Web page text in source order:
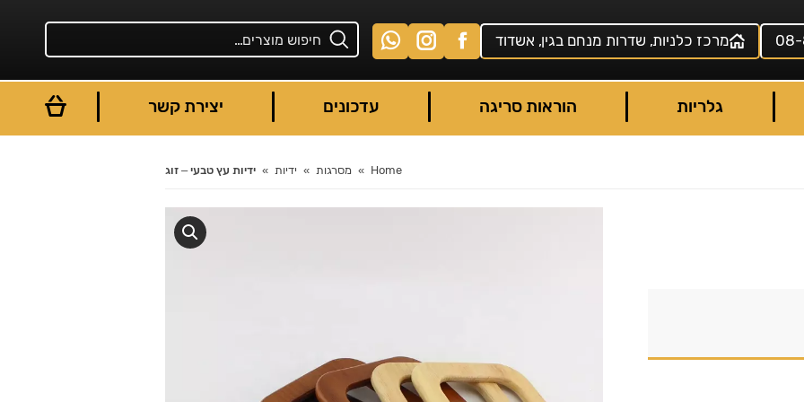
מרכז כלניות, שדרות מנחם בגין, אשדוד
גלריות הוראות סריגה עדכונים יצירת קשר
You are here: Home מסרגות ידיות ידיות עץ טבעי – זוג